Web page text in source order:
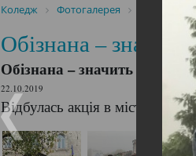
Коледж Фотогалерея Обізнана
Обізнана –
Обізнана – значить
22.10.2019
Відбулась акція в місті під